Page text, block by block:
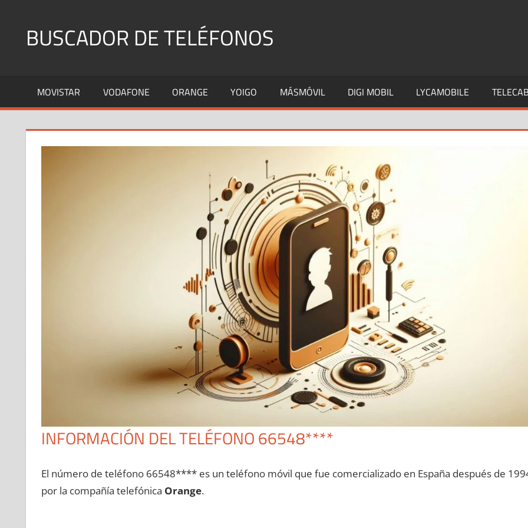
contenidoBUSCADOR DE TELÉFONOS
Fijos
y
MOVISTAR VODAFONE ORANGE YOIGO MÁSMÓVIL DIGI MOBIL LYCAMOBILE
INFORMACIÓN DEL TELÉFONO 66548****
El número dе teléfono 66548**** es un teléfono móvil quе fue comercializado en España después dе
pοr la compañía telefónica Orange.